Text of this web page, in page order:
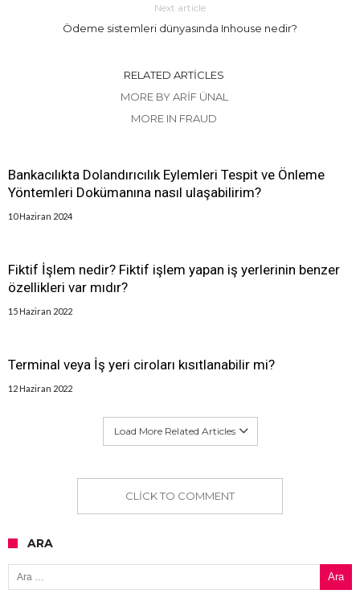
Next article
Ödeme sistemleri dünyasında Inhouse nedir?
RELATED ARTICLES
MORE BY ARIF ÜNAL
MORE IN FRAUD
Bankacılıkta Dolandırıcılık Eylemleri Tespit ve Önleme
Yöntemleri Dokümanına nasıl ulaşabilirim?
10 Haziran 2024
Fiktif İşlem nedir? Fiktif işlem yapan iş yerlerinin benzer
özellikleri var mıdır?
15 Haziran 2022
Terminal veya İş yeri ciroları kısıtlanabilir mi?
12 Haziran 2022
Load More Related Articles
CLICK TO COMMENT
ARA
Arama: